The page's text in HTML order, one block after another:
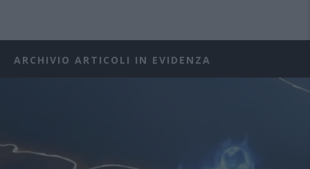
ARCHIVIO ARTICOLI IN EVIDENZA